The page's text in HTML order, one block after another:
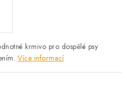
A OKOLÍ
Hodnocení obchodu
krmivo pro dospělé psy
Více informací